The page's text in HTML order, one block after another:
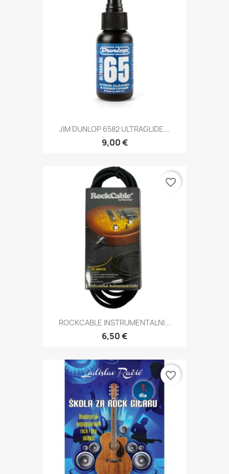
JIM DUNLOP 6582 ULTRAGLIDE...
9,00 €
ROCKCABLE INSTRUMENTALNI...
6,50 €
favorite_border
favorite_border